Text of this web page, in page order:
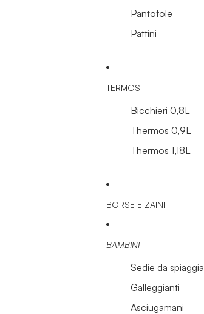
Pantofole
Pattini
TERMOS
Bicchieri 0,8L
Thermos 0,9L
Thermos 1,18L
BORSE E ZAINI
BAMBINI
Sedie da spiaggia
Galleggianti
Asciugamani